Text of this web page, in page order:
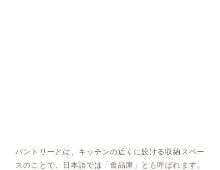
パントリーとは、キッチンの近くに設ける収納スペー
スのことで、日本語では「食品庫」とも呼ばれます。